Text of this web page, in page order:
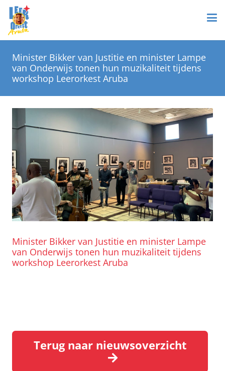
Minister Bikker van Justitie en minister Lampe
van Onderwijs tonen hun muzikaliteit tijdens
workshop Leerorkest Aruba
Minister Bikker van Justitie en minister Lampe
van Onderwijs tonen hun muzikaliteit tijdens
workshop Leerorkest Aruba
Terug naar nieuwsoverzicht